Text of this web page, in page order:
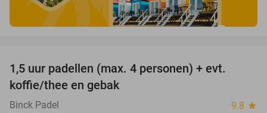
1,5 uur padellen (max. 4 personen) + evt.
koffie/thee en gebak
Binck Padel 9.8 star